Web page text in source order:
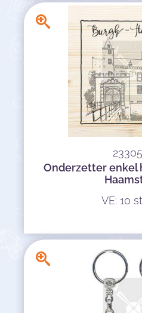
Onderzetter enkel
VE: 10